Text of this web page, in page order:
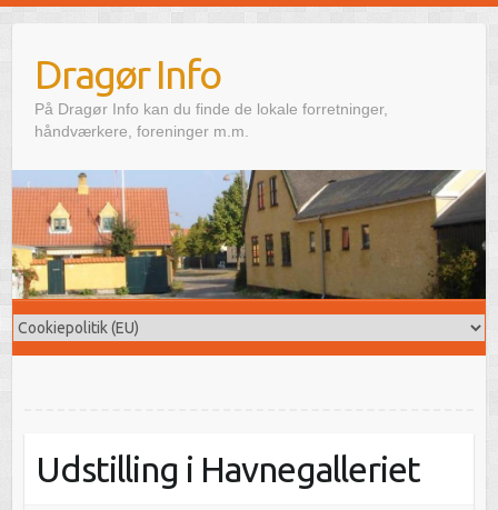
Dragør Info
På Dragør Info kan du finde de lokale forretninger,
håndværkere, foreninger m.m.
Udstilling i Havnegalleriet